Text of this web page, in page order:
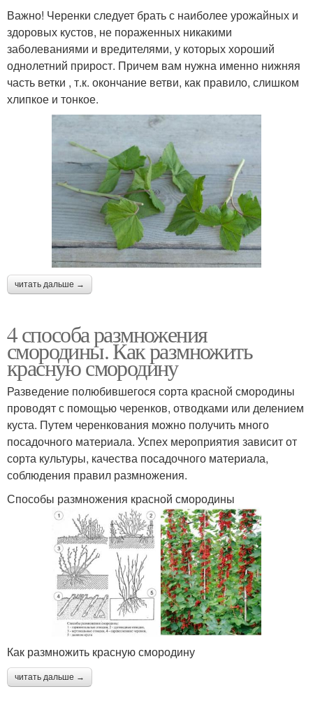
Важно! Черенки следует брать с наиболее урожайных и
здоровых кустов, не пораженных никакими
заболеваниями и вредителями, у которых хороший
однолетний прирост. Причем вам нужна именно нижняя
часть ветки , т.к. окончание ветви, как правило, слишком
хлипкое и тонкое.
читать дальше →
4 способа размножения
смородины. Как размножить
красную смородину
Разведение полюбившегося сорта красной смородины
проводят с помощью черенков, отводками или делением
куста. Путем черенкования можно получить много
посадочного материала. Успех мероприятия зависит от
сорта культуры, качества посадочного материала,
соблюдения правил размножения.
Способы размножения красной смородины
Как размножить красную смородину
читать дальше →